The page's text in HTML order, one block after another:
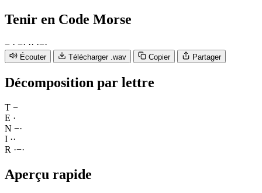
Tenir en Code Morse
− · −· ·· ·−·
Écouter Télécharger .wav Copier Partager
Décomposition par lettre
T −
E ·
N −·
I ··
R ·−·
Aperçu rapide